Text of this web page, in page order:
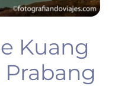
Kuang